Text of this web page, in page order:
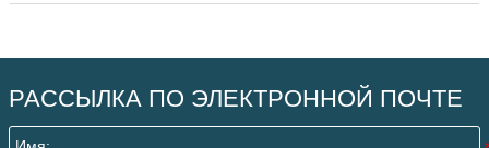
РАССЫЛКА ПО ЭЛЕКТРОННОЙ ПОЧТЕ